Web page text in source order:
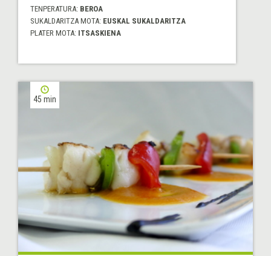
TENPERATURA: BEROA
SUKALDARITZA MOTA: EUSKAL SUKALDARITZA
PLATER MOTA: ITSASKIENA
45 min